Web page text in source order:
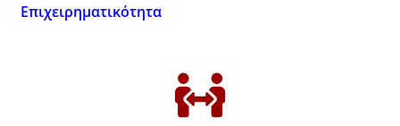
Επιχειρηματικότητα